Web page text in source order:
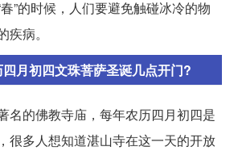
”的时候，人们要避免触碰冰冷的物
病。
月初四文珠菩萨圣诞几点开门?
名的佛教寺庙，每年农历四月初四是
很多人想知道湛山寺在这一天的开放